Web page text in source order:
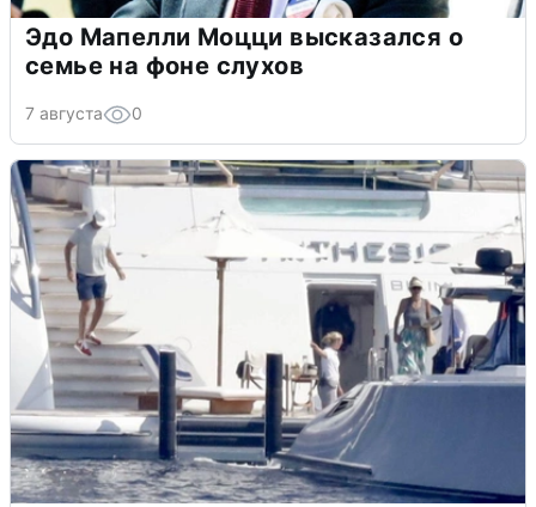
Эдо Мапелли Моцци высказался о
семье на фоне слухов
7 августа 0